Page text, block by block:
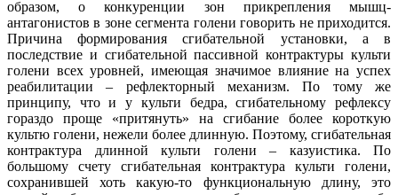
образом, о конкуренции зон прикрепления мышц-
антагонистов в зоне сегмента голени говорить не приходится.
Причина формирования сгибательной установки, а в
последствие и сгибательной пассивной контрактуры культи
голени всех уровней, имеющая значимое влияние на успех
реабилитации – рефлекторный механизм. По тому же
принципу, что и у культи бедра, сгибательному рефлексу
гораздо проще «притянуть» на сгибание более короткую
культю голени, нежели более длинную. Поэтому, сгибательная
контрактура длинной культи голени – казуистика. По
большому счету сгибательная контрактура культи голени,
сохранившей хоть какую-то функциональную длину, это